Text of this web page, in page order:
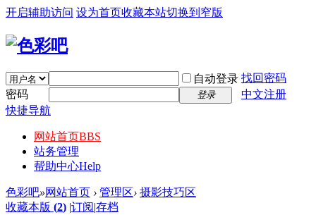
开启辅助访问 设为首页收藏本站切换到窄版
自动登录 找回密码
密码
登录
中文注册
快捷导航
网站首页BBS
站务管理
帮助中心Help
色彩吧»网站首页 › 管理区› 摄影技巧区
收藏本版 (2) |订阅|存档